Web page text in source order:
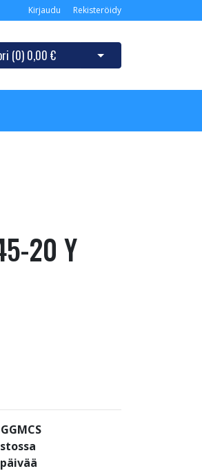
Kirjaudu Rekisteröidy
(0) 0,00 € Avaa ostoskori
20 Y